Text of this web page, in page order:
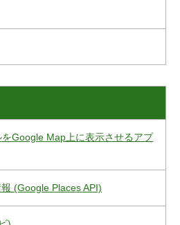
Google Map上に表示させるアプ
(Google Places API)